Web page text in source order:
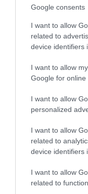
Google consents
I want to allow
related to
device identifiers
I want to allow
Google for online
I want to allow
personalized
I want to allow
related to
device identifiers
I want to allow
related to
ΤΟ